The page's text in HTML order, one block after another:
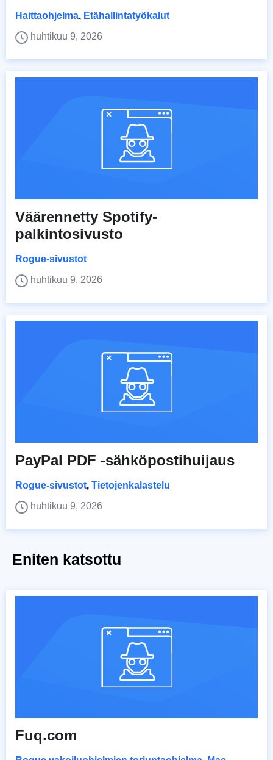
Haittaohjelma, Etähallintatyökalut
huhtikuu 9, 2026
Väärennetty Spotify-
palkintosivusto
Rogue-sivustot
huhtikuu 9, 2026
PayPal PDF -sähköpostihuijaus
Rogue-sivustot, Tietojenkalastelu
huhtikuu 9, 2026
Eniten katsottu
Fuq.com